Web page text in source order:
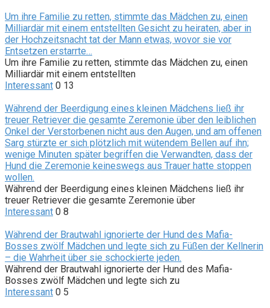
Um ihre Familie zu retten, stimmte das Mädchen zu, einen
Milliardär mit einem entstellten Gesicht zu heiraten, aber in
der Hochzeitsnacht tat der Mann etwas, wovor sie vor
Entsetzen erstarrte…
Um ihre Familie zu retten, stimmte das Mädchen zu, einen
Milliardär mit einem entstellten
Interessant 0 13
Während der Beerdigung eines kleinen Mädchens ließ ihr
treuer Retriever die gesamte Zeremonie über den leiblichen
Onkel der Verstorbenen nicht aus den Augen, und am offenen
Sarg stürzte er sich plötzlich mit wütendem Bellen auf ihn;
wenige Minuten später begriffen die Verwandten, dass der
Hund die Zeremonie keineswegs aus Trauer hatte stoppen
wollen.
Während der Beerdigung eines kleinen Mädchens ließ ihr
treuer Retriever die gesamte Zeremonie über
Interessant 0 8
Während der Brautwahl ignorierte der Hund des Mafia-
Bosses zwölf Mädchen und legte sich zu Füßen der Kellnerin
– die Wahrheit über sie schockierte jeden.
Während der Brautwahl ignorierte der Hund des Mafia-
Bosses zwölf Mädchen und legte sich zu
Interessant 0 5